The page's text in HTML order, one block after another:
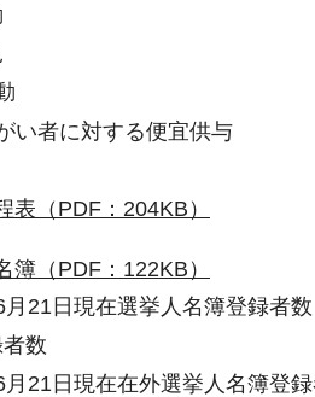
い者に対する便宜供与
表（PDF：204KB）
簿（PDF：122KB）
月21日現在選挙人名簿登録者数
数
月21日現在在外選挙人名簿登